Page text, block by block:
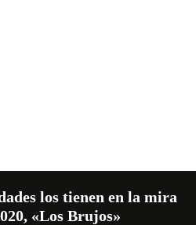
los tienen en la mira
«Los Brujos»